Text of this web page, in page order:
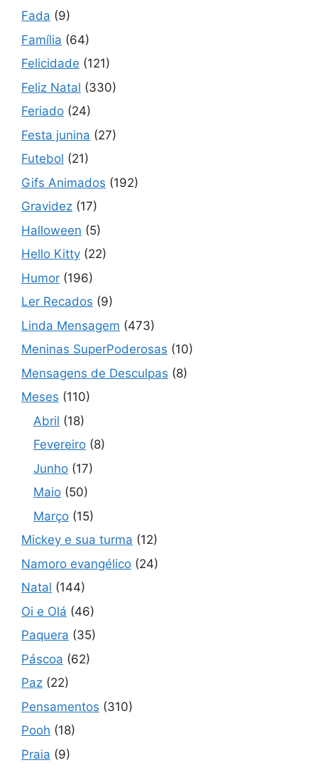
Fada (9)
Família (64)
Felicidade (121)
Feliz Natal (330)
Feriado (24)
Festa junina (27)
Futebol (21)
Gifs Animados (192)
Gravidez (17)
Halloween (5)
Hello Kitty (22)
Humor (196)
Ler Recados (9)
Linda Mensagem (473)
Meninas SuperPoderosas (10)
Mensagens de Desculpas (8)
Meses (110)
Abril (18)
Fevereiro (8)
Junho (17)
Maio (50)
Março (15)
Mickey e sua turma (12)
Namoro evangélico (24)
Natal (144)
Oi e Olá (46)
Paquera (35)
Páscoa (62)
Paz (22)
Pensamentos (310)
Pooh (18)
Praia (9)